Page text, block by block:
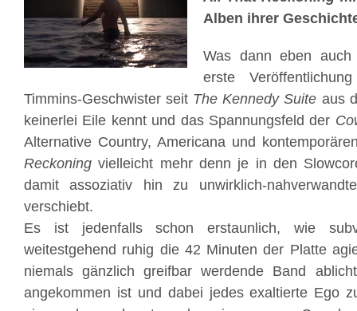
Alben ihrer
Was dann eben
erste
Timmins-Geschwister seit The Kennedy Suite aus
keinerlei Eile kennt und das Spannungsfeld der
Alternative Country, Americana und
Reckoning vielleicht mehr denn je in den
damit assoziativ hin zu unwirklich-
verschiebt.
Es ist jedenfalls schon erstaunlich, wie
weitestgehend ruhig die 42 Minuten der Platte
niemals gänzlich greifbar werdende Band
angekommen ist und dabei jedes exaltierte Ego